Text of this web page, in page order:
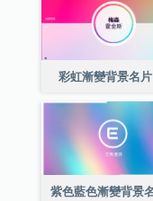
彩虹漸變背景名片